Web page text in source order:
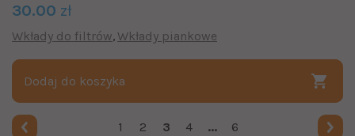
30.00 zł
Wkłady do filtrów Wkłady piankowe
Dodaj do koszyka
1 2 3 4 ... 6